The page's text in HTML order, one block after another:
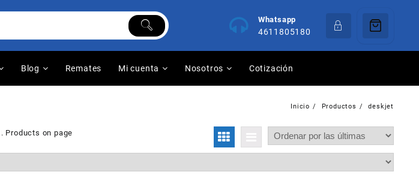
Whatsapp
4611805180
Blog Remates Mi cuenta Nosotros Cotización
Inicio Productos deskjet
. Products on page